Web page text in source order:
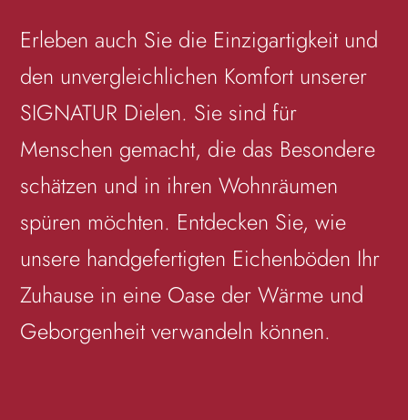
Erleben auch Sie die Einzigartigkeit und
den unvergleichlichen Komfort unserer
SIGNATUR Dielen. Sie sind für
Menschen gemacht, die das Besondere
schätzen und in ihren Wohnräumen
spüren möchten. Entdecken Sie, wie
unsere handgefertigten Eichenböden Ihr
Zuhause in eine Oase der Wärme und
Geborgenheit verwandeln können.